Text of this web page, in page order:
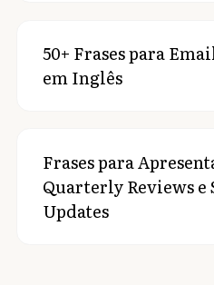
50+ Frases para
em Inglês
Frases para
Quarterly Reviews e
Updates